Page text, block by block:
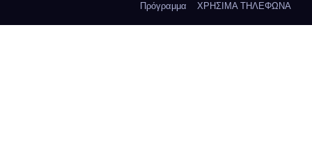
Πρόγραμμα ΧΡΗΣΙΜΑ ΤΗΛΕΦΩΝΑ